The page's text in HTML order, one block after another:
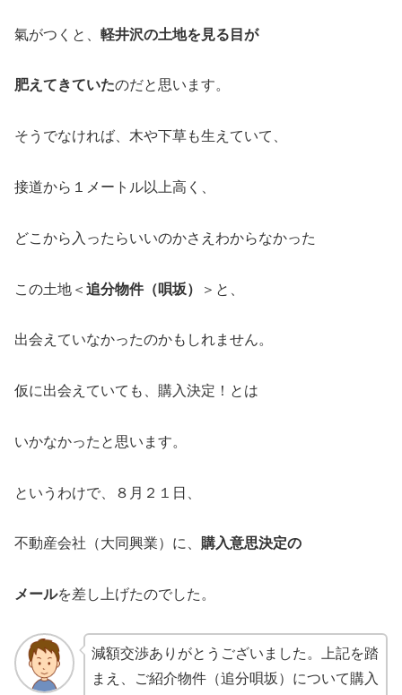
氣がつくと、 軽井沢の土地を見る目が
肥えてきていたのだと思います。
そうでなければ、木や下草も生えていて、
接道から１メートル以上高く、
どこから入ったらいいのかさえわからなかった
この土地＜ 追分物件（唄坂） ＞と、
出会えていなかったのかもしれません。
仮に出会えていても、購入決定！とは
いかなかったと思います。
というわけで、８月２１日、
不動産会社（大同興業）に、 購入意思決定の
メールを差し上げたのでした。
減額交渉ありがとうございました。上記を踏
まえ、ご紹介物件（追分唄坂）について購入